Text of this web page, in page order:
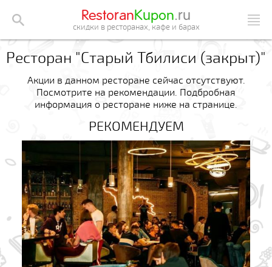
RestoranKupon.ru
скидки в ресторанах, кафе и барах
Ресторан "Старый Тбилиси (закрыт)"
Акции в данном ресторане сейчас отсутствуют.
Посмотрите на рекомендации. Подбробная
информация о ресторане ниже на странице.
РЕКОМЕНДУЕМ